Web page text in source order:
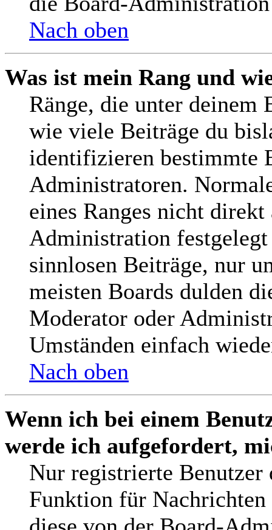
Nach oben
Was ist mein Rang und
Ränge, die unter deinem
wie viele Beiträge du
identifizieren bestimmte
Administratoren.
eines Ranges nicht
Administration
sinnlosen Beiträge, nur
meisten Boards dulden
Moderator oder
Umständen einfach
Nach oben
Wenn ich bei einem
werde ich aufgefordert,
Nur registrierte
Funktion für Nachrichten